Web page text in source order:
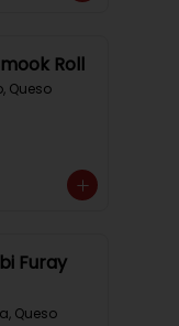
Roll
Queso
Furay
Queso